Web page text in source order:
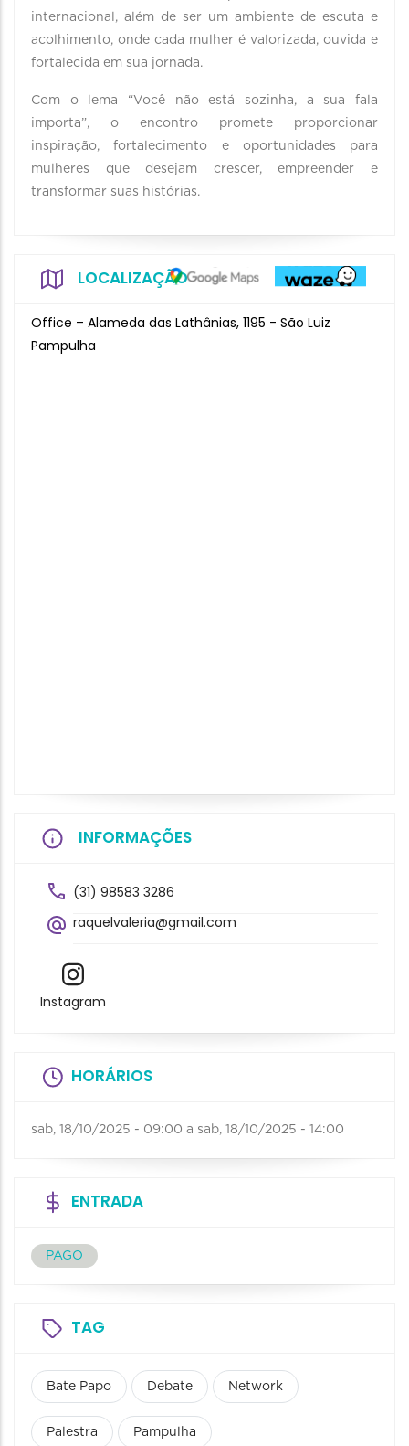
internacional, além de ser um ambiente de escuta e
acolhimento, onde cada mulher é valorizada, ouvida e
fortalecida em sua jornada.
Com o lema “Você não está sozinha, a sua fala
importa”, o encontro promete proporcionar
inspiração, fortalecimento e oportunidades para
mulheres que desejam crescer, empreender e
transformar suas histórias.
LOCALIZAÇÃO
Office – Alameda das Lathânias, 1195 - São Luiz
Pampulha
INFORMAÇÕES
(31) 98583 3286
raquelvaleria@gmail.com
Instagram
HORÁRIOS
sab, 18/10/2025 - 09:00 a sab, 18/10/2025 - 14:00
ENTRADA
PAGO
TAG
Bate Papo Debate Network
Palestra Pampulha